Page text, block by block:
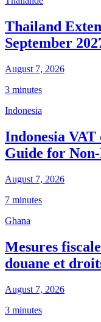
Thailand
September
August 7, 2026
3 minutes
Indonesia
Indonesia
Guide for
August 7, 2026
7 minutes
Ghana
Mesures
douane et
August 7, 2026
3 minutes